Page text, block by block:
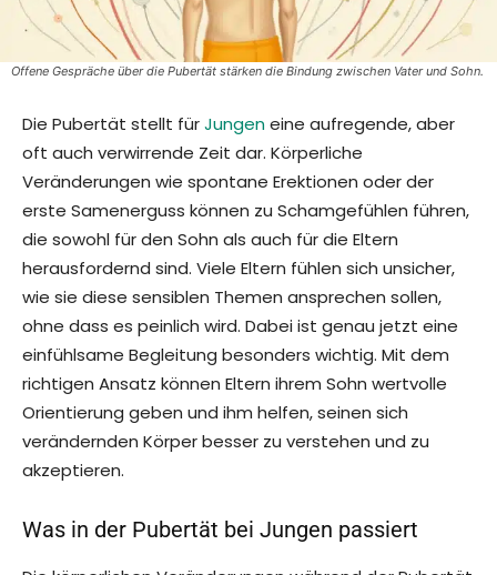
Offene Gespräche über die Pubertät stärken die Bindung zwischen Vater und Sohn.
Die Pubertät stellt fürJungeneine aufregende, aber
oft auch verwirrende Zeit dar. Körperliche
Veränderungen wie spontane Erektionen oder der
erste Samenerguss können zu Schamgefühlen führen,
die sowohl für den Sohn als auch für die Eltern
herausfordernd sind. Viele Eltern fühlen sich unsicher,
wie sie diese sensiblen Themen ansprechen sollen,
ohne dass es peinlich wird. Dabei ist genau jetzt eine
einfühlsame Begleitung besonders wichtig. Mit dem
richtigen Ansatz können Eltern ihrem Sohn wertvolle
Orientierung geben und ihm helfen, seinen sich
verändernden Körper besser zu verstehen und zu
akzeptieren.
Was in der Pubertät bei Jungen passiert